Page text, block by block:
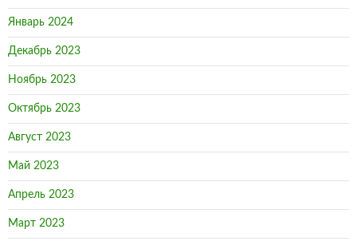
Январь 2024
Декабрь 2023
Ноябрь 2023
Октябрь 2023
Август 2023
Май 2023
Апрель 2023
Март 2023